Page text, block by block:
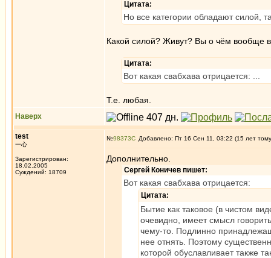
Цитата:
Но все категории обладают силой,
Какой силой? Живут? Вы о чём вообще
Цитата:
Вот какая свабхава отрицается: ...
Т.е. любая.
Наверх
test
一心
Зарегистрирован:
18.02.2005
Суждений: 18709
№98373 Добавлено: Пт 16 Сен 11, 03:22 (15 лет
Дополнительно.
Сергей Коничев пишет:
Вот какая свабхава отрицается:
Цитата:
Бытие как таковое (в чистом
очевидно, имеет смысл
чему-то. Подлинно
нее отнять. Поэтому
которой обуславливает также